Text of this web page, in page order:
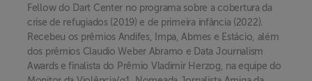
Fellow do Dart Center no programa sobre a cobertura da
crise de refugiados (2019) e de primeira infância (2022).
Recebeu os prêmios Andifes, Impa, Abmes e Estácio, além
dos prêmios Claudio Weber Abramo e Data Journalism
Awards e finalista do Prêmio Vladimir Herzog, na equipe do